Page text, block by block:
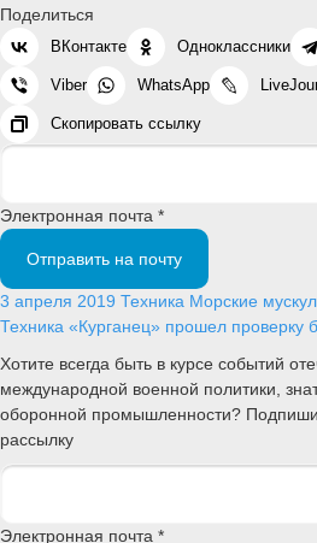
Поделиться
ВКонтакте Одноклассники
Viber WhatsApp
Скопировать ссылку
Электронная почта *
Отправить на почту
3 апреля 2019 Техника Морские
Техника «Курганец» прошел проверку
Хотите всегда быть в курсе событий
международной военной политики,
оборонной промышленности?
рассылку
Электронная почта *